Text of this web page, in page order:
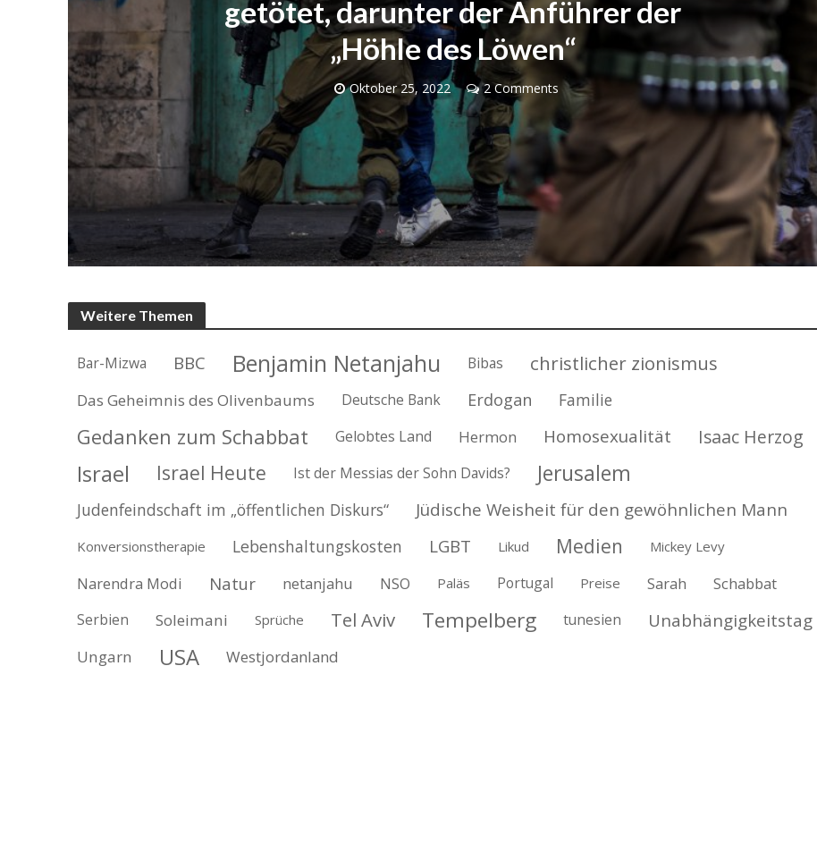
getötet, darunter der Anführer der
„Höhle des Löwen“
Oktober 25, 2022 2 Comments
Weitere Themen
Bar-Mizwa BBC Benjamin Netanjahu Bibas christlicher zionismus
Das Geheimnis des Olivenbaums Deutsche Bank Erdogan Familie
Gedanken zum Schabbat Gelobtes Land Hermon Homosexualität Isaac Herzog
Israel Israel Heute Ist der Messias der Sohn Davids? Jerusalem
Judenfeindschaft im „öffentlichen Diskurs“ Jüdische Weisheit für den gewöhnlichen Mann
Konversionstherapie Lebenshaltungskosten LGBT Likud Medien Mickey Levy
Narendra Modi Natur netanjahu NSO Paläs Portugal Preise Sarah Schabbat
Serbien Soleimani Sprüche Tel Aviv Tempelberg tunesien Unabhängigkeitstag
Ungarn USA Westjordanland
Israel
Israelische Wahlen 2026: Das ist
die Knesset – Vladimir Beliak
Israel
Israelische Wahlen 2026: Das ist
die Knesset – Moshe Abutbul